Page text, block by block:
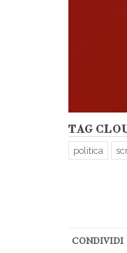
TAG
politica
CONDIVIDI